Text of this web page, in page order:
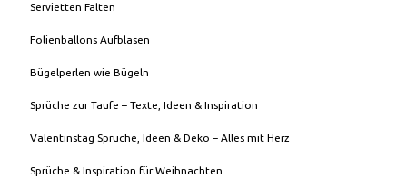
Servietten Falten
Folienballons Aufblasen
Bügelperlen wie Bügeln
Sprüche zur Taufe – Texte, Ideen & Inspiration
Valentinstag Sprüche, Ideen & Deko – Alles mit Herz
Sprüche & Inspiration für Weihnachten